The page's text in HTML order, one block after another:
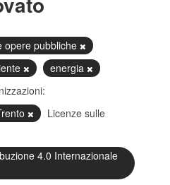
opere pubbliche
energia
Licenze sulle
4.0 Internazionale